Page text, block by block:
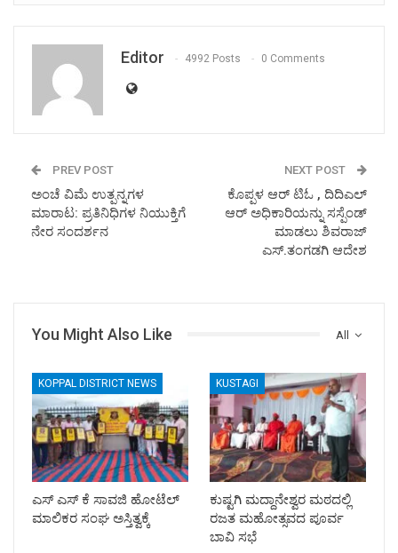
Editor 4992 Posts 0 Comments
PREV POST
ಅಂಚೆ ವಿಮೆ ಉತ್ಪನ್ನಗಳ
ಮಾರಾಟ: ಪ್ರತಿನಿಧಿಗಳ ನಿಯುಕ್ತಿಗೆ
ನೇರ ಸಂದರ್ಶನ
NEXT POST
ಕೊಪ್ಪಳ ಆರ್ ಟಿಓ , ದಿದಿಎಲ್
ಆರ್ ಅಧಿಕಾರಿಯನ್ನು ಸಸ್ಪೆಂಡ್
ಮಾಡಲು ಶಿವರಾಜ್
ಎಸ್.ತಂಗಡಗಿ ಆದೇಶ
All
You Might Also Like
KOPPAL DISTRICT NEWS
ಎಸ್ ಎಸ್ ಕೆ ಸಾವಜಿ ಹೋಟೆಲ್
ಮಾಲಿಕರ ಸಂಘ ಅಸ್ತಿತ್ವಕ್ಕೆ
KUSTAGI
ಕುಷ್ಟಗಿ ಮದ್ದಾನೇಶ್ವರ ಮಠದಲ್ಲಿ
ರಜತ ಮಹೋತ್ಸವದ ಪೂರ್ವ
ಬಾವಿ ಸಭೆ